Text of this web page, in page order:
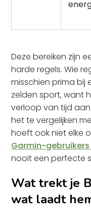
Deze bereiken zijn
harde regels. Wie
misschien prima bij
zelden sport, want
verloop van tijd
het te vergelijken
hoeft ook niet elke
Garmin-
nooit een perfecte
Wat trekt je
wat laadt